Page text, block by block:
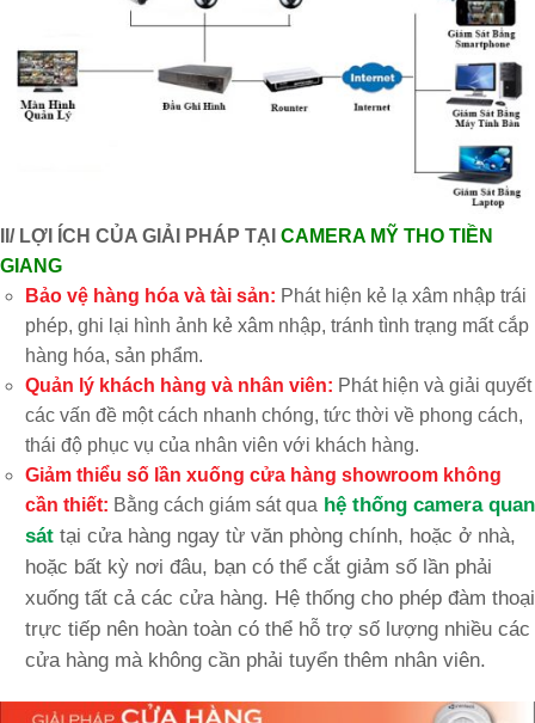
II/ LỢI ÍCH CỦA GIẢI PHÁP TẠI CAMERA MỸ THO TIỀN
GIANG
Bảo vệ hàng hóa và tài sản: Phát hiện kẻ lạ xâm nhập trái
phép, ghi lại hình ảnh kẻ xâm nhập, tránh tình trạng mất cắp
hàng hóa, sản phẩm.
Quản lý khách hàng và nhân viên: Phát hiện và giải quyết
các vấn đề một cách nhanh chóng, tức thời về phong cách,
thái độ phục vụ của nhân viên với khách hàng.
Giảm thiểu số lần xuống cửa hàng showroom không
cần thiết: Bằng cách giám sát qua hệ thống camera quan
sáttại cửa hàng ngay từ văn phòng chính, hoặc ở nhà,
hoặc bất kỳ nơi đâu, bạn có thể cắt giảm số lần phải
xuống tất cả các cửa hàng. Hệ thống cho phép đàm thoại
trực tiếp nên hoàn toàn có thể hỗ trợ số lượng nhiều các
cửa hàng mà không cần phải tuyển thêm nhân viên.